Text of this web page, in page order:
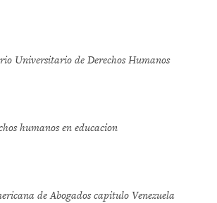
Universitario de Derechos Humanos
humanos en educacion
de Abogados capitulo Venezuela